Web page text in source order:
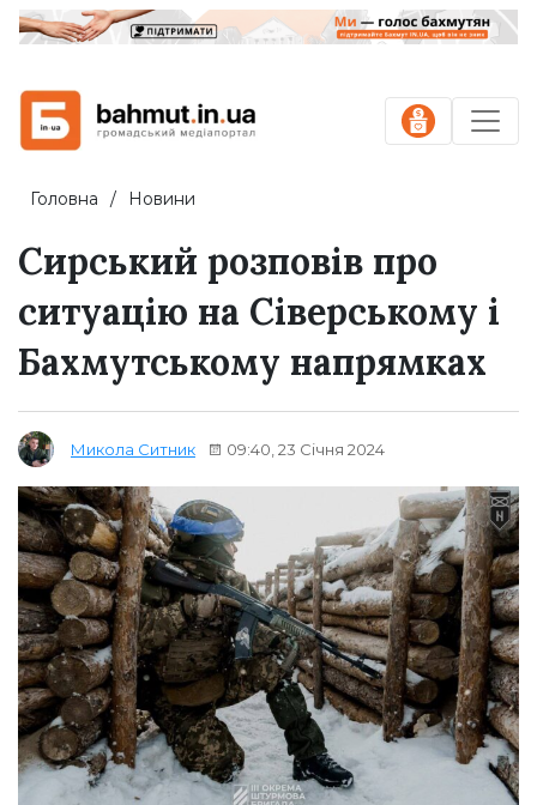
Головна Новини
Сирський розповів про
ситуацію на Сіверському і
Бахмутському напрямках
Микола Ситник 09:40, 23 Січня 2024